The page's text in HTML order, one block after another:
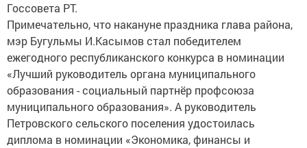
Госсовета РТ.
Примечательно, что накануне праздника глава района,
мэр Бугульмы И.Касымов стал победителем
ежегодного республиканского конкурса в номинации
«Лучший руководитель органа муниципального
образования - социальный партнёр профсоюза
муниципального образования». А руководитель
Петровского сельского поселения удостоилась
диплома в номинации «Экономика, финансы и